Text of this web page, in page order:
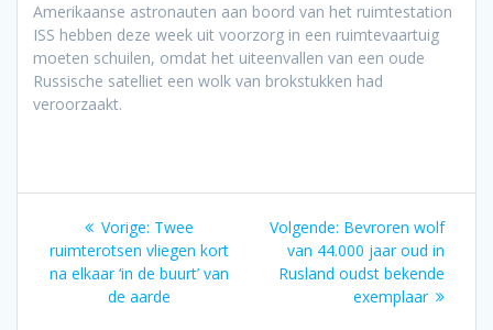
Amerikaanse astronauten aan boord van het ruimtestation
ISS hebben deze week uit voorzorg in een ruimtevaartuig
moeten schuilen, omdat het uiteenvallen van een oude
Russische satelliet een wolk van brokstukken had
veroorzaakt.
Bericht
navigatie
Vorige: Vorig
bericht:
Twee
ruimterotsen vliegen kort
na elkaar ‘in de buurt’ van
de aarde
Volgende: Volgend
bericht:
Bevroren wolf
van 44.000 jaar oud in
Rusland oudst bekende
exemplaar